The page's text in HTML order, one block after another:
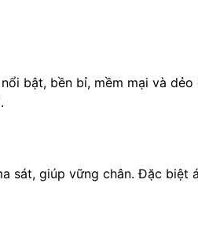
bật, bền bỉ, mềm mại và
sát, giúp vững chân. Đặc biệt